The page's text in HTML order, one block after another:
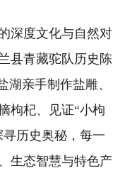
度文化与自然对
县青藏驼队历史陈
湖亲手制作盐雕、
枸杞、见证“小枸
历史奥秘，每一
生态智慧与特色产